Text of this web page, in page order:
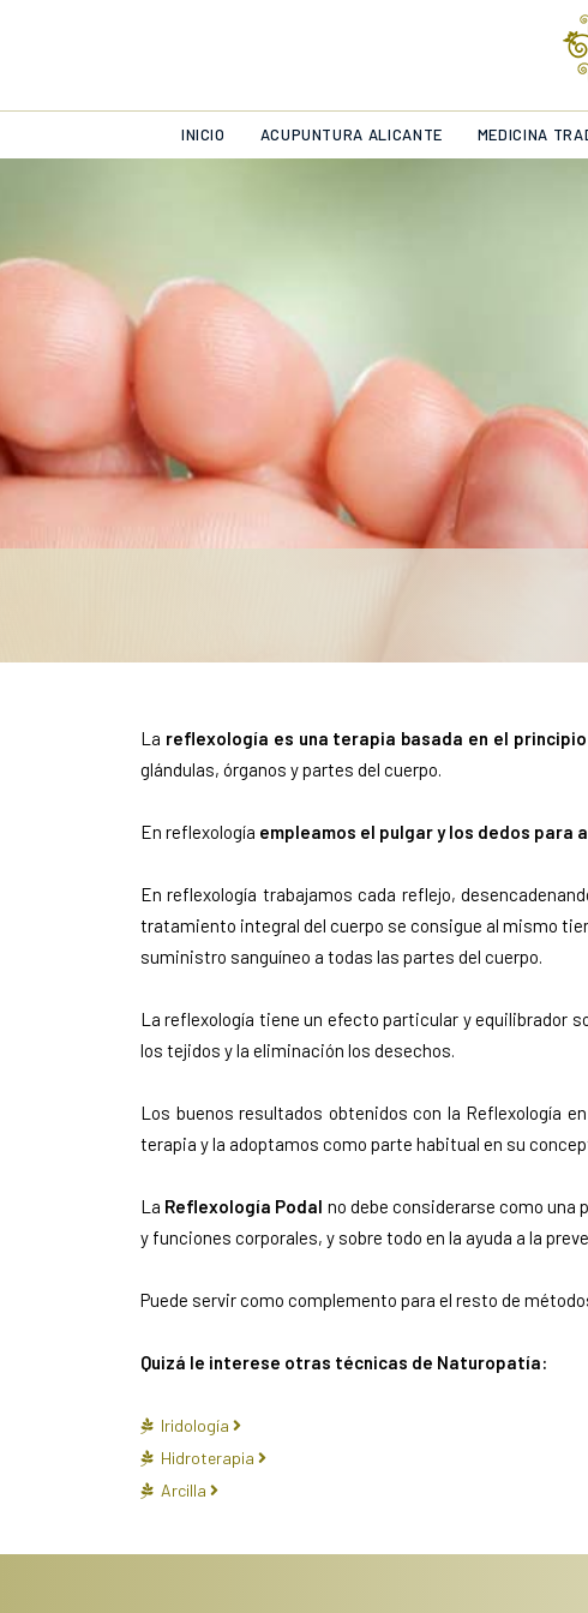
INICIO ACUPUNTURA ALICANTE MEDICINA
La reflexología es una terapia basada en el
glándulas, órganos y partes del cuerpo.
En reflexología empleamos el pulgar y los dedos
En reflexología trabajamos cada reflejo,
tratamiento integral del cuerpo se consigue al mismo
suministro sanguíneo a todas las partes del cuerpo.
La reflexología tiene un efecto particular y equilibrador
los tejidos y la eliminación los desechos.
Los buenos resultados obtenidos con la Reflexología
terapia y la adoptamos como parte habitual en su
La Reflexología Podal no debe considerarse como una
y funciones corporales, y sobre todo en la ayuda a la
Puede servir como complemento para el resto de
Quizá le interese otras técnicas de Naturopatía:
Iridología
Hidroterapia
Arcilla